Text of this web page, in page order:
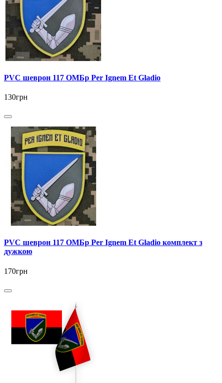
PVC шеврон 117 ОМБр Per Ignem Et Gladio
130грн
PVC шеврон 117 ОМБр Per Ignem Et Gladio комплект з
дужкою
170грн